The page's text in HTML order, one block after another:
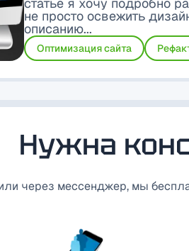
не просто освежить
описанию...
Оптимизация сайта
Нужна
через мессенджер, мы